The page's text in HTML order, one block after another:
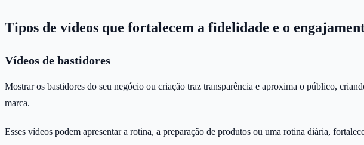
Tipos de vídeos que fortalecem a fidelidade e o
Vídeos de bastidores
Mostrar os bastidores do seu negócio ou criação traz transparência e aproxima o público,
marca.
Esses vídeos podem apresentar a rotina, a preparação de produtos ou uma rotina diária,